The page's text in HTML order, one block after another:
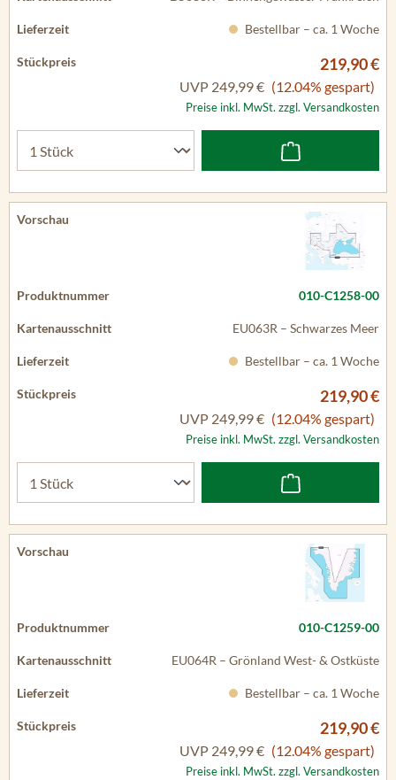
Bestellbar – ca. 1 Woche
219,90 €
UVP 249,99 € (12.04% gespart)
Preise inkl. MwSt. zzgl. Versandkosten
010-C1258-00
EU063R – Schwarzes Meer
Bestellbar – ca. 1 Woche
219,90 €
UVP 249,99 € (12.04% gespart)
Preise inkl. MwSt. zzgl. Versandkosten
010-C1259-00
EU064R – Grönland West- & Ostküste
Bestellbar – ca. 1 Woche
219,90 €
UVP 249,99 € (12.04% gespart)
Preise inkl. MwSt. zzgl. Versandkosten